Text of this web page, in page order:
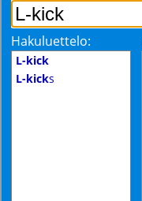
Hakuluettelo:
L-kick
L-kicks